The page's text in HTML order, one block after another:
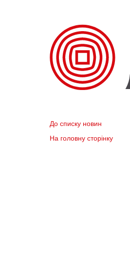
До списку новин
На головну сторінку